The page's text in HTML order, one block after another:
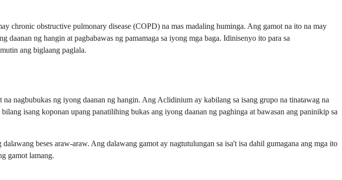
chronic obstructive pulmonary disease (COPD) na mas madaling huminga. Ang gamot na ito na may
ng hangin at pagbabawas ng pamamaga sa iyong mga baga. Idinisenyo ito para sa
ang biglaang paglala.
nagbubukas ng iyong daanan ng hangin. Ang Aclidinium ay kabilang sa isang grupo na tinatawag na
isang koponan upang panatilihing bukas ang iyong daanan ng paghinga at bawasan ang paninikip sa
beses araw-araw. Ang dalawang gamot ay nagtutulungan sa isa't isa dahil gumagana ang mga ito
gamot lamang.